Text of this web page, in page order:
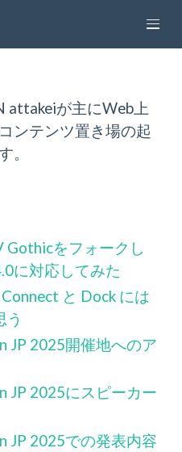
attakeiが主にWeb上
ンテンツ置き場の起
。
Gothicをフォークし
に対応してみた
と Dock には
う
JP 2025開催地へのア
JP 2025にスピーカー
JP 2025での発表内容